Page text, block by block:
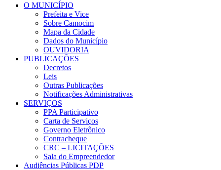
O MUNICÍPIO
Prefeita e Vice
Sobre Camocim
Mapa da Cidade
Dados do Município
OUVIDORIA
PUBLICAÇÕES
Decretos
Leis
Outras Publicações
Notificações Administrativas
SERVIÇOS
PPA Participativo
Carta de Serviços
Governo Eletrônico
Contracheque
CRC – LICITAÇÕES
Sala do Empreendedor
Audiências Públicas PDP